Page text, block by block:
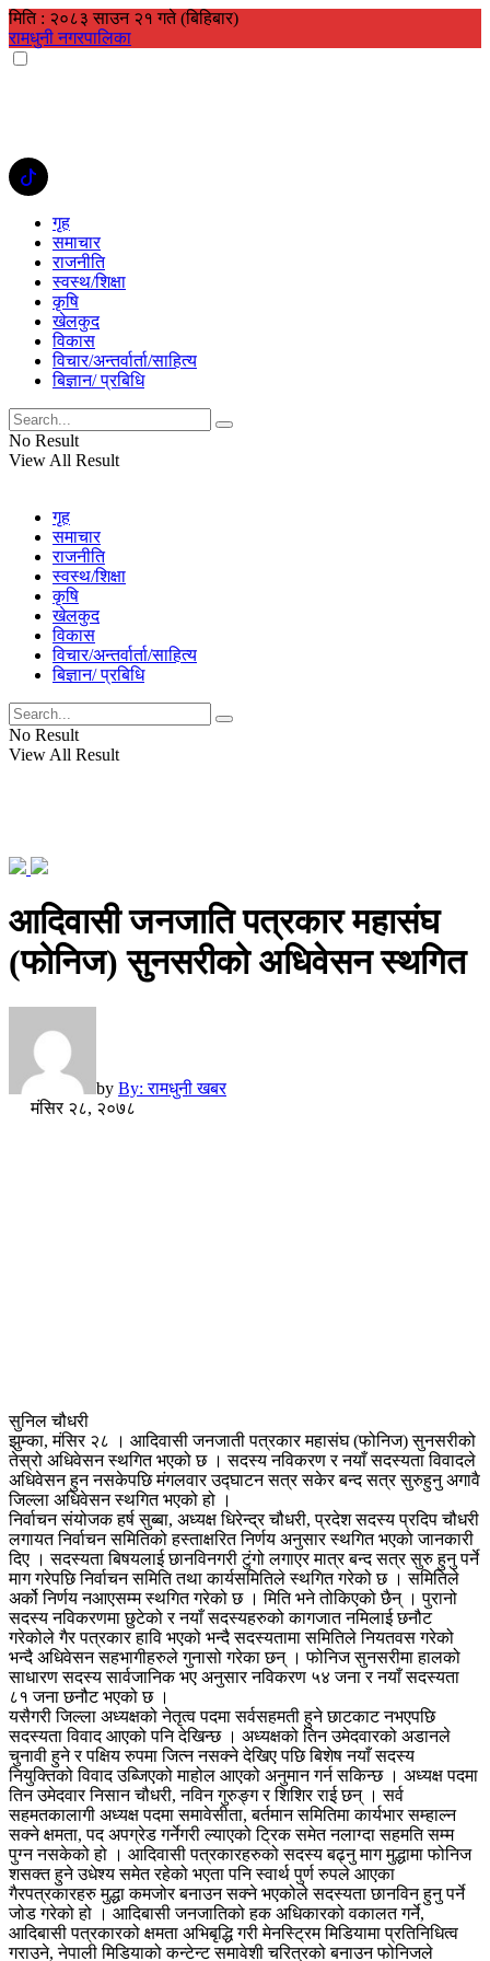
मिति : २०८३ साउन २१ गते (बिहिबार)
रामधुनी नगरपालिका
गृह
समाचार
राजनीति
स्वस्थ/शिक्षा
कृषि
खेलकुद
विकास
विचार/अन्तर्वार्ता/साहित्य
बिज्ञान/ प्रबिधि
No Result
View All Result
गृह
समाचार
राजनीति
स्वस्थ/शिक्षा
कृषि
खेलकुद
विकास
विचार/अन्तर्वार्ता/साहित्य
बिज्ञान/ प्रबिधि
No Result
View All Result
आदिवासी जनजाति पत्रकार महासंघ
(फोनिज) सुनसरीको अधिवेसन स्थगित
by By: रामधुनी खबर
मंसिर २८, २०७८
सुनिल चौधरी
झुम्का, मंसिर २८ । आदिवासी जनजाती पत्रकार महासंघ (फोनिज) सुनसरीको
तेस्रो अधिवेसन स्थगित भएको छ । सदस्य नविकरण र नयाँ सदस्यता विवादले
अधिवेसन हुन नसकेपछि मंगलवार उद्घाटन सत्र सकेर बन्द सत्र सुरुहुनु अगावै
जिल्ला अधिवेसन स्थगित भएको हो ।
निर्वाचन संयोजक हर्ष सुब्बा, अध्यक्ष धिरेन्द्र चौधरी, प्रदेश सदस्य प्रदिप चौधरी
लगायत निर्वाचन समितिको हस्ताक्षरित निर्णय अनुसार स्थगित भएको जानकारी
दिए । सदस्यता बिषयलाई छानविनगरी टुंगो लगाएर मात्र बन्द सत्र सुरु हुनु पर्ने
माग गरेपछि निर्वाचन समिति तथा कार्यसमितिले स्थगित गरेको छ । समितिले
अर्को निर्णय नआएसम्म स्थगित गरेको छ । मिति भने तोकिएको छैन् । पुरानो
सदस्य नविकरणमा छुटेको र नयाँ सदस्यहरुको कागजात नमिलाई छनौट
गरेकोले गैर पत्रकार हावि भएको भन्दै सदस्यतामा समितिले नियतवस गरेको
भन्दै अधिवेसन सहभागीहरुले गुनासो गरेका छन् । फोनिज सुनसरीमा हालको
साधारण सदस्य सार्वजानिक भए अनुसार नविकरण ५४ जना र नयाँ सदस्यता
८१ जना छनौट भएको छ ।
यसैगरी जिल्ला अध्यक्षको नेतृत्व पदमा सर्वसहमती हुने छाटकाट नभएपछि
सदस्यता विवाद आएको पनि देखिन्छ । अध्यक्षको तिन उमेदवारको अडानले
चुनावी हुने र पक्षिय रुपमा जित्न नसक्ने देखिए पछि बिशेष नयाँ सदस्य
नियुक्तिको विवाद उब्जिएको माहोल आएको अनुमान गर्न सकिन्छ । अध्यक्ष पदमा
तिन उमेदवार निसान चौधरी, नविन गुरुङ्ग र शिशिर राई छन् । सर्व
सहमतकालागी अध्यक्ष पदमा समावेसीता, बर्तमान समितिमा कार्यभार सम्हाल्न
सक्ने क्षमता, पद अपग्रेड गर्नेगरी ल्याएको ट्रिक समेत नलाग्दा सहमति सम्म
पुग्न नसकेको हो । आदिवासी पत्रकारहरुको सदस्य बढ्नु माग मुद्धामा फोनिज
शसक्त हुने उधेश्य समेत रहेको भएता पनि स्वार्थ पुर्ण रुपले आएका
गैरपत्रकारहरु मुद्धा कमजोर बनाउन सक्ने भएकोले सदस्यता छानविन हुनु पर्ने
जोड गरेको हो । आदिबासी जनजातिको हक अधिकारको वकालत गर्ने,
आदिबासी पत्रकारको क्षमता अभिबृद्धि गरी मेनस्ट्रिम मिडियामा प्रतिनिधित्व
गराउने, नेपाली मिडियाको कन्टेन्ट समावेशी चरित्रको बनाउन फोनिजले